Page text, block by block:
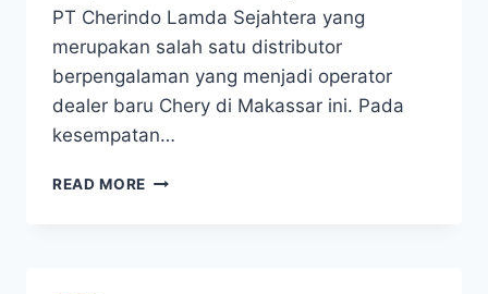
PT Cherindo Lamda Sejahtera yang
merupakan salah satu distributor
berpengalaman yang menjadi operator
dealer baru Chery di Makassar ini. Pada
kesempatan…
READ MORE